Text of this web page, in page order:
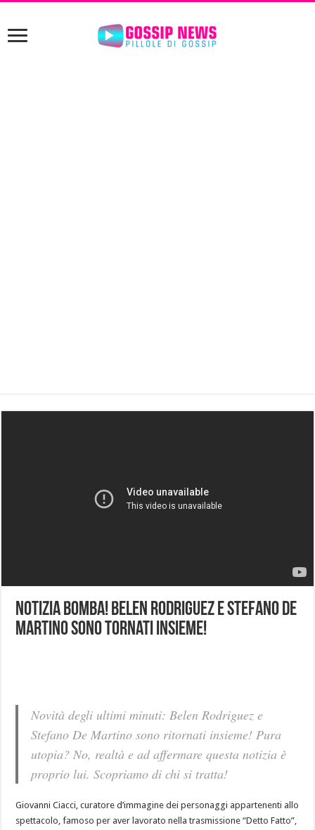
Notizia Bomba! Belen Rodriguez e Stefano De
Martino sono tornati insieme!
Novità degli ultimi minuti: Belen Rodriguez e
Stefano De Martino sono ritornati insieme! Pura
utopia? No, realtà e ad affermare questa notizia è
proprio lui. Scopriamo di chi si tratta!
Giovanni Ciacci, curatore d’immagine dei personaggi appartenenti allo
spettacolo, famoso per aver lavorato nella trasmissione “Detto Fatto”,